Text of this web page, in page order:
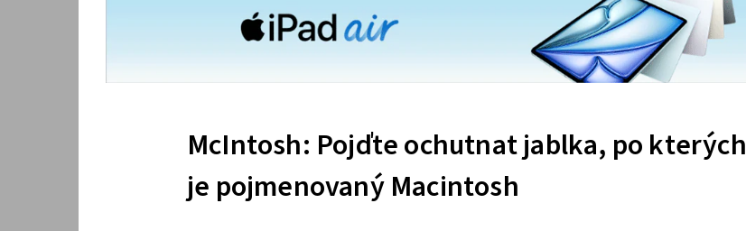
McIntosh: Pojďte ochutnat jablka, po kterých
je pojmenovaný Macintosh